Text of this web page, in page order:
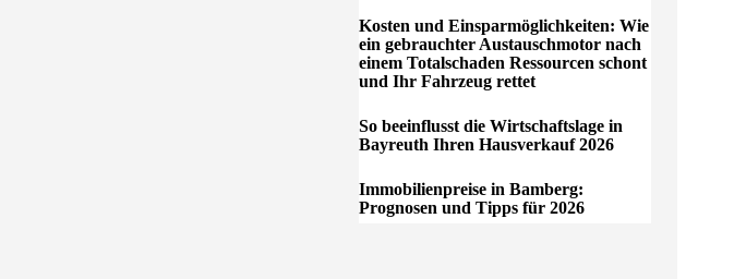
Kosten und Einsparmöglichkeiten: Wie
ein gebrauchter Austauschmotor nach
einem Totalschaden Ressourcen schont
und Ihr Fahrzeug rettet
So beeinflusst die Wirtschaftslage in
Bayreuth Ihren Hausverkauf 2026
Immobilienpreise in Bamberg:
Prognosen und Tipps für 2026